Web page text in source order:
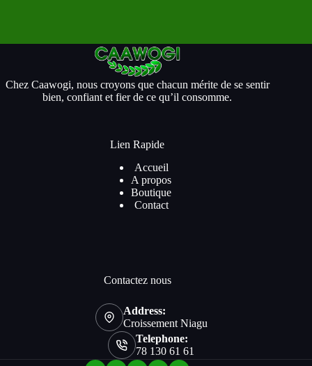
Chez Caawogi, nous croyons que chacun mérite de se sentir
bien, confiant et fier de ce qu’il consomme.
Lien Rapide
Accueil
A propos
Boutique
Contact
Contactez nous
Address:
Croissement Niagu
Telephone:
78 130 61 61